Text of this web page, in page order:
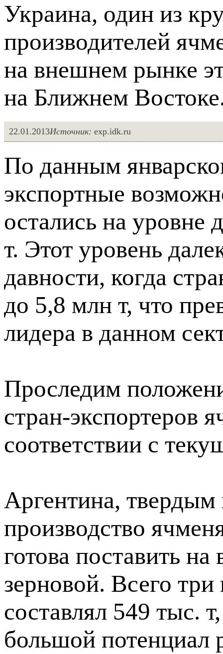
Украина, один из
производителей
на внешнем рынке
на Ближнем
22.01.2013Источник: exp.idk.ru
По данным
экспортные
остались на уровне
т. Этот уровень
давности, когда
до 5,8 млн т, что
лидера в данном
Проследим
стран-экспортеров
соответствии с
Аргентина,
производство
готова поставить
зерновой. Всего три
составлял 549 тыс.
большой потенциал